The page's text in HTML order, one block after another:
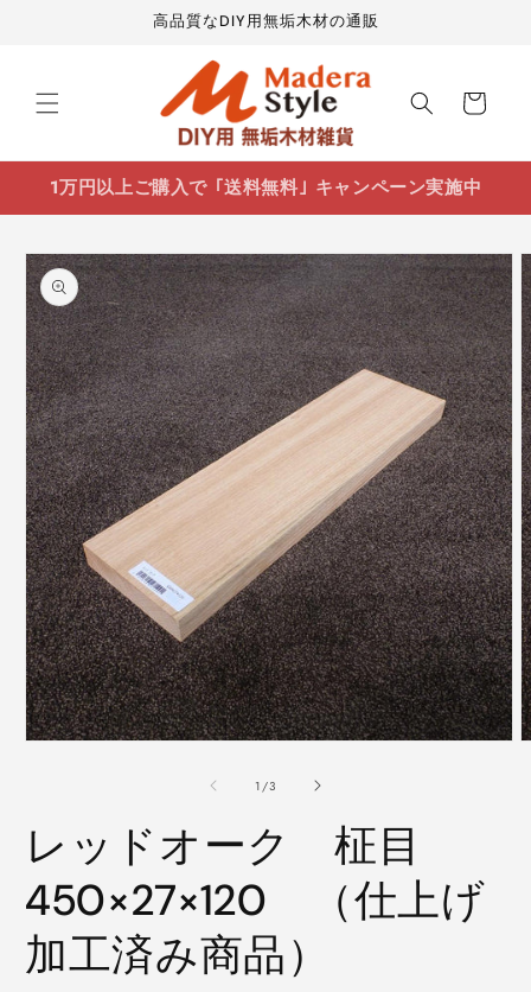
高品質なDIY用無垢木材の通販
ー
1万円以上ご購入で ｢送料無料｣ キャンペーン実施中
商品情
報にス
キップ
で
メ
ィ
(1)
を
1 /の
3
レッドオーク 柾目
450×27×120 （仕上げ
加工済み商品）